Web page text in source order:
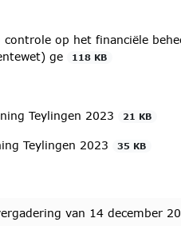
op het financiële
ge
118 KB
Teylingen 2023 21 KB
Teylingen 2023 35 KB
van 14 december